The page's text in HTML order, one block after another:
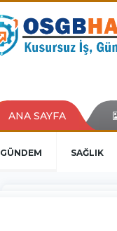
ANA SAYFA
GÜNDEM SAĞLIK